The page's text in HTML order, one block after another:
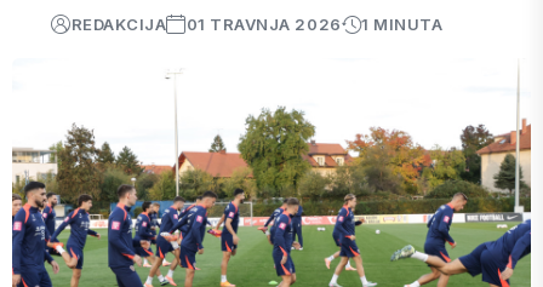
REDAKCIJA 01 TRAVNJA 2026 1 MINUTA